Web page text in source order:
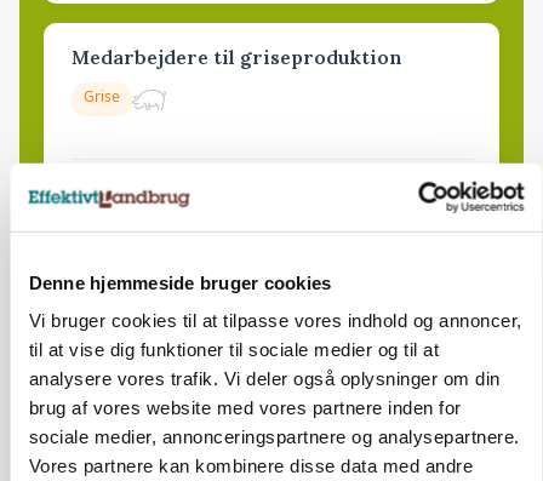
Denne hjemmeside bruger cookies
Vi bruger cookies til at tilpasse vores indhold og annoncer,
til at vise dig funktioner til sociale medier og til at
analysere vores trafik. Vi deler også oplysninger om din
brug af vores website med vores partnere inden for
sociale medier, annonceringspartnere og analysepartnere.
Vores partnere kan kombinere disse data med andre
Medarbejdere til griseproduktion
Grise
03. aug.
Kalvepasser til ejendom i udvikling søges
6392, Bolderslev 03. aug.